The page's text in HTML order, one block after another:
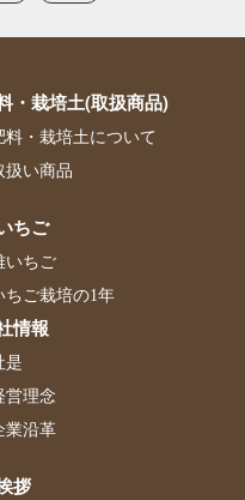
・栽培土(取扱商品)
料・栽培土について
扱い商品
ちご
いちご
ちご栽培の1年
情報
是
営理念
業沿革
拶